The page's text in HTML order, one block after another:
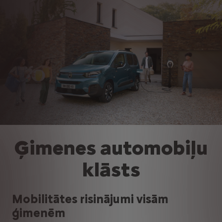
Ģimenes automobiļu
klāsts
Mobilitātes risinājumi visām
ģimenēm